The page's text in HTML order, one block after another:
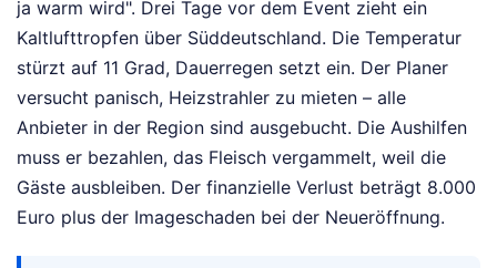
ja warm wird". Drei Tage vor dem Event zieht ein
Kaltlufttropfen über Süddeutschland. Die Temperatur
stürzt auf 11 Grad, Dauerregen setzt ein. Der Planer
versucht panisch, Heizstrahler zu mieten – alle
Anbieter in der Region sind ausgebucht. Die Aushilfen
muss er bezahlen, das Fleisch vergammelt, weil die
Gäste ausbleiben. Der finanzielle Verlust beträgt 8.000
Euro plus der Imageschaden bei der Neueröffnung.